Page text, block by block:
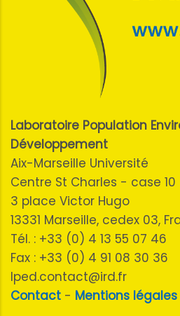
Laboratoire Population
Développement
Aix-Marseille Université
Centre St Charles - case 10
3 place Victor Hugo
13331 Marseille, cedex 03,
Tél. : +33 (0) 4 13 55 07 46
Fax : +33 (0) 4 91 08 30 36
lped.contact@ird.fr
Contact - Mentions légales